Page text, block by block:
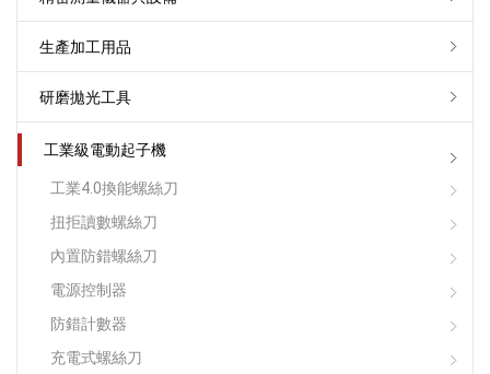
生產加工用品
研磨拋光工具
工業級電動起子機
工業4.0換能螺絲刀
扭拒讀數螺絲刀
內置防錯螺絲刀
電源控制器
防錯計數器
充電式螺絲刀